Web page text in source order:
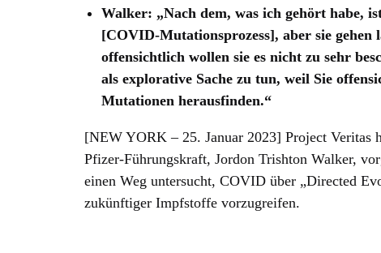
Walker: „Nach dem, was ich gehört habe,
[COVID-Mutationsprozess], aber sie
offensichtlich wollen sie es nicht zu sehr
als explorative Sache zu tun, weil Sie
Mutationen herausfinden.“
[NEW YORK – 25. Januar 2023] Project Veritas
Pfizer-Führungskraft, Jordon Trishton Walker,
einen Weg untersucht, COVID über „Directed
zukünftiger Impfstoffe vorzugreifen.